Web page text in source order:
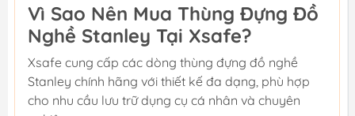
Vì Sao Nên Mua Thùng Đựng Đồ
Nghề Stanley Tại Xsafe?
Xsafe cung cấp các dòng thùng đựng đồ nghề
Stanley chính hãng với thiết kế đa dạng, phù hợp
cho nhu cầu lưu trữ dụng cụ cá nhân và chuyên